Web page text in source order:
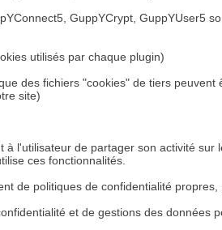
GuppYCrypt, GuppYUser5
utilisés par chaque plugin)
des fichiers "cookies" de tiers peuvent
site)
l'utilisateur de partager son activité
ces fonctionnalités.
de politiques de confidentialité
et de gestions des données